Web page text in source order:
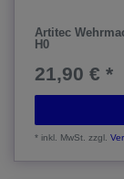
Artitec
H0
21,90 € *
*inkl. MwSt. zzgl.